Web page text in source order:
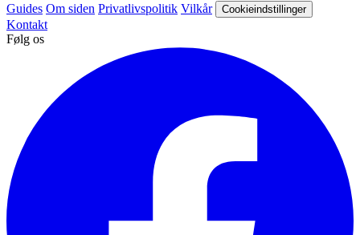
Guides Om siden Privatlivspolitik Vilkår Cookieindstillinger
Kontakt
Følg os